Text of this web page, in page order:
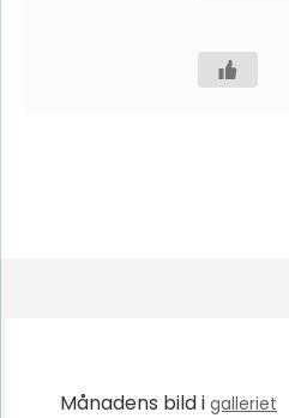
Månadens bild i galleriet